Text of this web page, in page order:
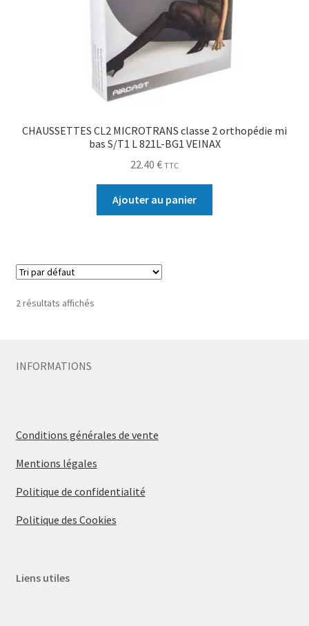
CHAUSSETTES CL2 MICROTRANS classe 2 orthopédie mi
bas S/T1 L 821L-BG1 VEINAX
22.40 € TTC
Ajouter au panier
2 résultats affichés
INFORMATIONS
Conditions générales de vente
Mentions légales
Politique de confidentialité
Politique des Cookies
Liens utiles